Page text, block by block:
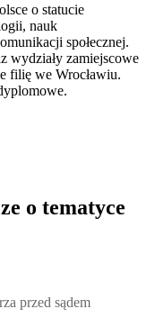
o statucie
nauk
społecznej.
wydziały zamiejscowe
filię we Wrocławiu.
o tematyce
sądem lekarskim,
przed sądem